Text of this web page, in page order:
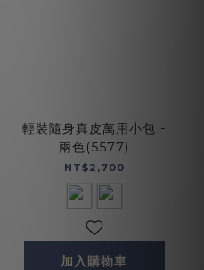
輕裝隨身真皮萬用小包 -
兩色(5577)
NT$2,700
加入購物車